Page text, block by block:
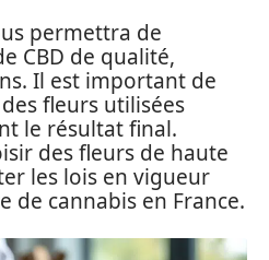
permettra de
CBD de qualité,
Il est important de
fleurs utilisées
le résultat final.
des fleurs de haute
les lois en vigueur
de cannabis en France.